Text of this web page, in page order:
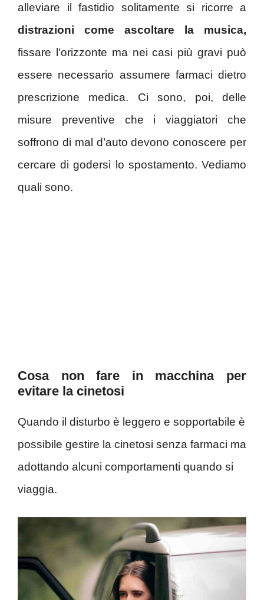
alleviare il fastidio solitamente si ricorre a
distrazioni come ascoltare la musica,
fissare l’orizzonte ma nei casi più gravi può
essere necessario assumere farmaci dietro
prescrizione medica. Ci sono, poi, delle
misure preventive che i viaggiatori che
soffrono di mal d’auto devono conoscere per
cercare di godersi lo spostamento. Vediamo
quali sono.
Cosa non fare in macchina per
evitare la cinetosi
Quando il disturbo è leggero e sopportabile è
possibile gestire la cinetosi senza farmaci ma
adottando alcuni comportamenti quando si
viaggia.